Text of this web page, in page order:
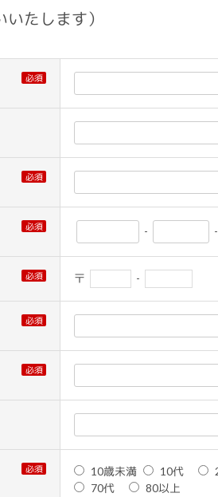
たします）
必須
必須
必須 - -
必須 〒 -
必須
必須
必須 10歳未満 10代
70代
80以上